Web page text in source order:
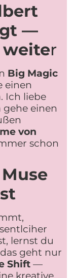
—
r
Big Magic
einen
Ich liebe
einen
von
schon
lernst du
geht nur
Shift —
kreative